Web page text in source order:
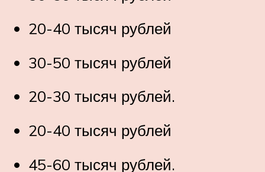
20-40 тысяч рублей
30-50 тысяч рублей
20-30 тысяч рублей.
20-40 тысяч рублей
45-60 тысяч рублей.